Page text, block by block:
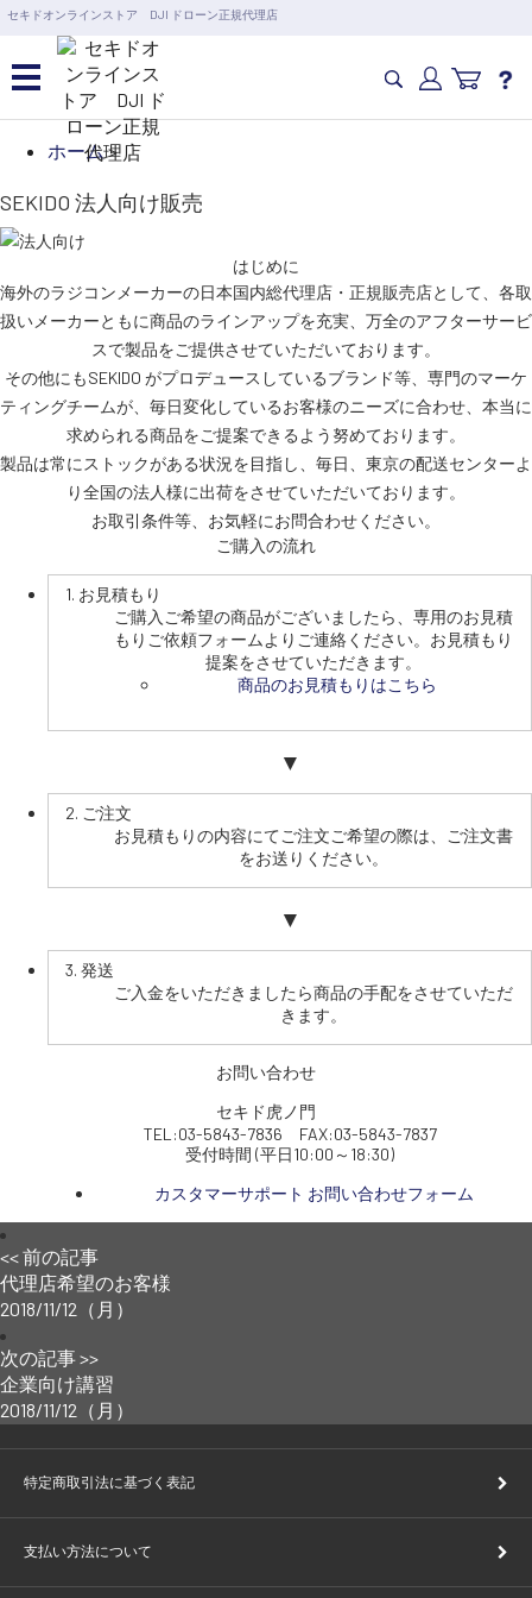
セキドオンラインストア DJI ドローン正規代理店
営業日の15時まで即日出荷
6,000円以上のご購入で送料無料！ポイント1%還元 >>
カメラドローン・生活家電
カメラ・スタビライザー
関連製品
水中ドローン(ROV)・水中スクーター
RC・ロボット部品
講習会･国家資格･WEBセミナー
スペシャルコンテンツ定期配信!
サポート・Q&A / 法人・学生のお客様
取扱店舗一覧
SEKIDO
コーポレートサイト
ホーム>
SEKIDO 法人向け販売
はじめに
海外のラジコンメーカーの日本国内総代理店・正規販売店として、各取
扱いメーカーともに商品のラインアップを充実、万全のアフターサービ
スで製品をご提供させていただいております。
その他にもSEKIDO がプロデュースしているブランド等、専門のマーケ
ティングチームが、毎日変化しているお客様のニーズに合わせ、本当に
求められる商品をご提案できるよう努めております。
製品は常にストックがある状況を目指し、毎日、東京の配送センターよ
り全国の法人様に出荷をさせていただいております。
お取引条件等、お気軽にお問合わせください。
ご購入の流れ
1. お見積もり
ご購入ご希望の商品がございましたら、専用のお見積
もりご依頼フォームよりご連絡ください。お見積もり
提案をさせていただきます。
商品のお見積もりはこちら
▼
2. ご注文
お見積もりの内容にてご注文ご希望の際は、ご注文書
をお送りください。
▼
3. 発送
ご入金をいただきましたら商品の手配をさせていただ
きます。
お問い合わせ
セキド虎ノ門
TEL:03-5843-7836 FAX:03-5843-7837
受付時間 (平日10:00～18:30)
カスタマーサポート お問い合わせフォーム
<< 前の記事
代理店希望のお客様
2018/11/12（月）
次の記事 >>
企業向け講習
2018/11/12（月）
特定商取引法に基づく表記
支払い方法について